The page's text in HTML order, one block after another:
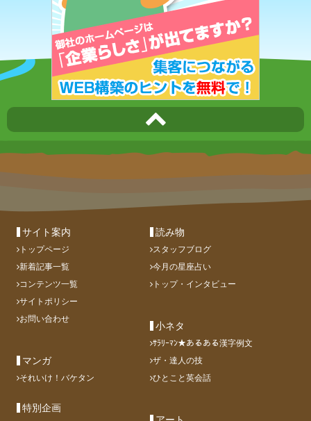
サイト案内
トップページ
新着記事一覧
コンテンツ一覧
サイトポリシー
お問い合わせ
読み物
スタッフブログ
今月の星座占い
トップ・インタビュー
小ネタ
ｻﾗﾘｰﾏﾝ★あるある漢字例文
ザ・達人の技
ひとこと英会話
マンガ
それいけ！バケタン
特別企画